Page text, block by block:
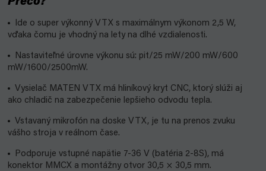
Ide o super výkonný VTX s maximálnym výkonom 2,5 W,
vďaka čomu je vhodný na lety na dlhé vzdialenosti.
Nastaviteľné úrovne výkonu sú: pit/25 mW/200 mW/600
mW/1600/2500mW.
Vysielač MATEN VTX má hliníkový kryt CNC, ktorý slúži aj
ako chladič na zabezpečenie lepšieho odvodu tepla.
Vstavaný mikrofón na doske VTX, je tu na prenos zvuku
vášho stroja v reálnom čase.
Podporuje vstupné napätie 7-36 V (batéria 2-8S), má
konektor MMCX a montážny otvor 30,5 × 30,5 mm.